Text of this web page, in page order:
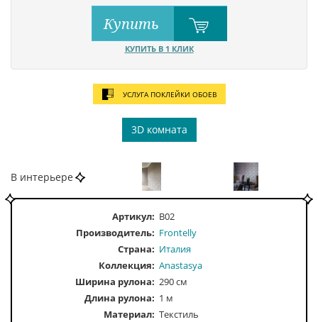
Купить
КУПИТЬ В 1 КЛИК
УСЛУГА ПОКЛЕЙКИ ОБОЕВ
3D комната
В интерьере
Артикул: B02
Производитель: Frontelly
Страна: Италия
Коллекция: Anastasya
Ширина рулона: 290 см
Длина рулона: 1 м
Материал: Текстиль